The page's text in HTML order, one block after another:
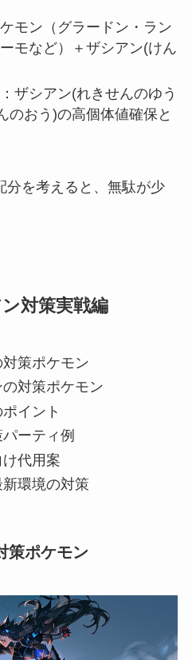
モン（グラードン・ラン
モなど）＋ザシアン(けん
ザシアン(れきせんのゆう
のおう)の高個体値確保と
分を考えると、無駄が少
対策実戦編
策ポケモン
対策ポケモン
イント
ーティ例
代用案
環境の対策
策ポケモン